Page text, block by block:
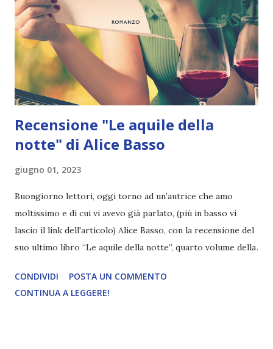
Recensione "Le aquile della
notte" di Alice Basso
giugno 01, 2023
Buongiorno lettori, oggi torno ad un’autrice che amo
moltissimo e di cui vi avevo già parlato, (più in basso vi
lascio il link dell'articolo) Alice Basso, con la recensione del
suo ultimo libro “Le aquile della notte”, quarto volume della
per un attimo il fantasy a noi molto caro e dedicarmi ai libri
gialli, se anche voi avete questa esigenza quale occasione
CONDIVIDI
POSTA UN COMMENTO
CONTINUA A LEGGERE!